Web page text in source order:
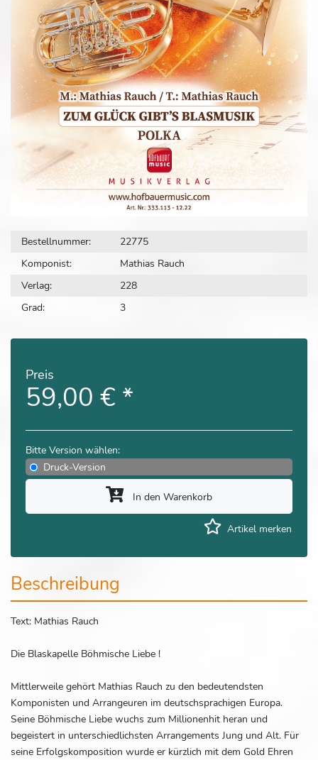
Bestellnummer:
22775
Komponist:
Mathias Rauch
Verlag:
228
Grad:
3
Preis
59,00 € *
Bitte Version wählen:
Druck-Version
In den Warenkorb
Artikel merken
Beschreibung
Text: Mathias Rauch
Die Blaskapelle Böhmische Liebe !
Mittlerweile gehört Mathias Rauch zu den bedeutendsten
Komponisten und Arrangeuren im deutschsprachigen Europa.
Seine Böhmische Liebe wuchs zum Millionenhit heran und
begeistert in unterschiedlichsten Arrangements Jung und Alt. Für
seine Erfolgskomposition wurde er kürzlich mit dem Gold Ehren